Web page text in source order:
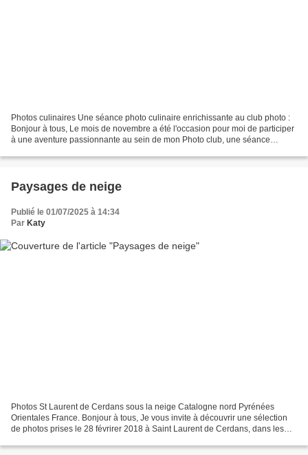
Photos culinaires Une séance photo culinaire enrichissante au club photo :
Bonjour à tous, Le mois de novembre a été l'occasion pour moi de participer
à une aventure passionnante au sein de mon Photo club, une séance
Paysages de neige
Publié le 01/07/2025 à 14:34
Par Katy
Photos St Laurent de Cerdans sous la neige Catalogne nord Pyrénées
Orientales France. Bonjour à tous, Je vous invite à découvrir une sélection
de photos prises le 28 févrirer 2018 à Saint Laurent de Cerdans, dans les